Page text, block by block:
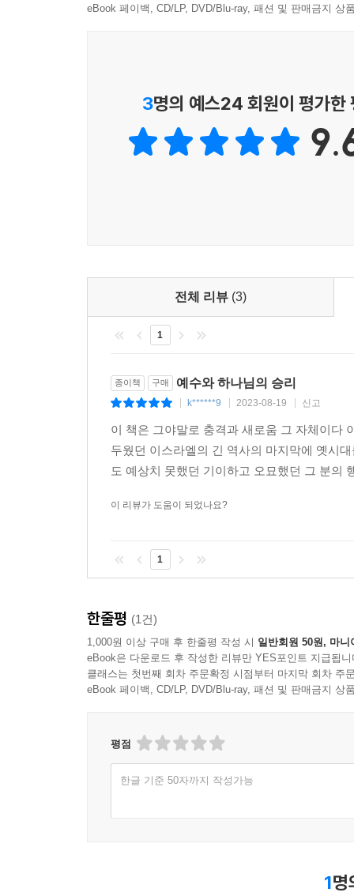
eBook 페이백, CD/LP, DVD/Blu-ray, 패션 및 판매금지 상
3명의 예스24 회원이 평가한
전체 리뷰 (3)
1
종이책 구매 예수와 하나님의 승리
k******9 2023-08-19 신고
이 책은 그야말로 충격과 새로움 그 자체이다
두웠던 이스라엘의 긴 역사의 마지막에 옛시
도 예상치 못했던 기이하고 오묘했던 그 분의
이 리뷰가 도움이 되었나요?
1
한줄평 (1건)
1,000원 이상 구매 후 한줄평 작성 시 일반회원 50원, 마니
eBook은 다운로드 후 작성한 리뷰만 YES포인트 지급됩니
클래스는 첫번째 회차 주문확정 시점부터 마지막 회차 주
eBook 페이백, CD/LP, DVD/Blu-ray, 패션 및 판매금지 상
평점
한글 기준 50자까지 작성가능
1명